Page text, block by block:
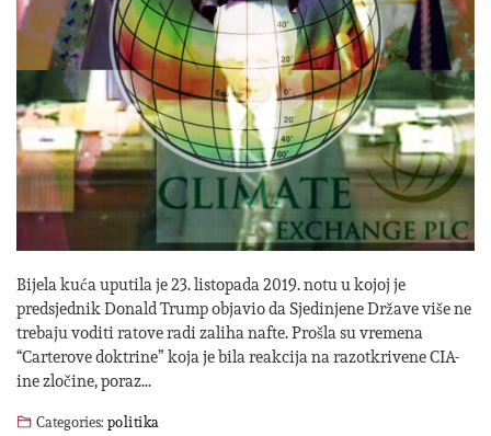
Bijela kuća uputila je 23. listopada 2019. notu u kojoj je
predsjednik Donald Trump objavio da Sjedinjene Države više ne
trebaju voditi ratove radi zaliha nafte. Prošla su vremena
“Carterove doktrine” koja je bila reakcija na razotkrivene CIA-
ine zločine, poraz…
Categories:politika